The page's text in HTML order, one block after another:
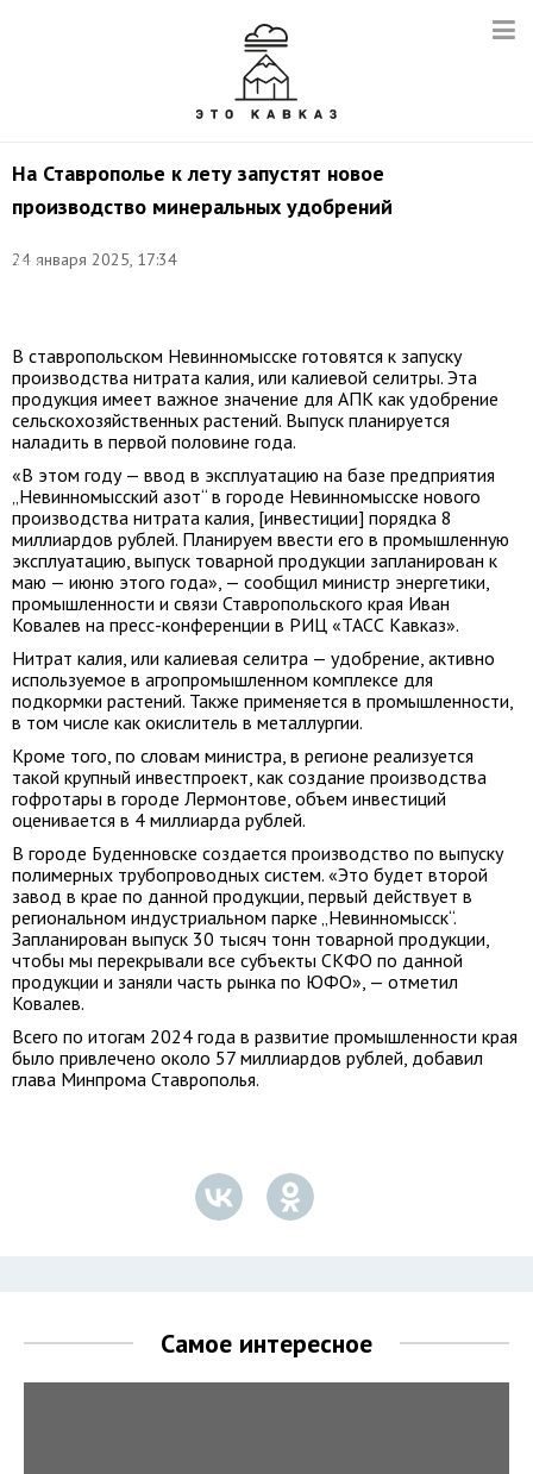
На Ставрополье к лету запустят новое
производство минеральных удобрений
24 января 2025, 17:34
Эрик
В ставропольском Невинномысске готовятся к запуску
производства нитрата калия, или калиевой селитры. Эта
продукция имеет важное значение для АПК как удобрение
сельскохозяйственных растений. Выпуск планируется
наладить в первой половине года.
«В этом году — ввод в эксплуатацию на базе предприятия
„Невинномысский азот“ в городе Невинномысске нового
производства нитрата калия, [инвестиции] порядка 8
миллиардов рублей. Планируем ввести его в промышленную
эксплуатацию, выпуск товарной продукции запланирован к
маю — июню этого года», — сообщил министр энергетики,
промышленности и связи Ставропольского края Иван
Ковалев на пресс-конференции в РИЦ «ТАСС Кавказ».
Нитрат калия, или калиевая селитра — удобрение, активно
используемое в агропромышленном комплексе для
подкормки растений. Также применяется в промышленности,
в том числе как окислитель в металлургии.
Кроме того, по словам министра, в регионе реализуется
такой крупный инвестпроект, как создание производства
гофротары в городе Лермонтове, объем инвестиций
оценивается в 4 миллиарда рублей.
В городе Буденновске создается производство по выпуску
полимерных трубопроводных систем. «Это будет второй
завод в крае по данной продукции, первый действует в
региональном индустриальном парке „Невинномысск“.
Запланирован выпуск 30 тысяч тонн товарной продукции,
чтобы мы перекрывали все субъекты СКФО по данной
продукции и заняли часть рынка по ЮФО», — отметил
Ковалев.
Всего по итогам 2024 года в развитие промышленности края
было привлечено около 57 миллиардов рублей, добавил
глава Минпрома Ставрополья.
Самое интересное